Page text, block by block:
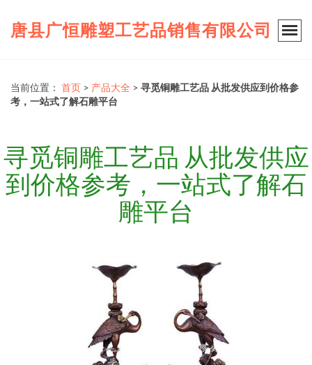
唐县广恒雕塑工艺品销售有限公司
当前位置： 首页 > 产品大全 > 寻觅铜雕工艺品 从批发供应到价格参
考，一站式了解石雕平台
寻觅铜雕工艺品 从批发供应
到价格参考，一站式了解石
雕平台